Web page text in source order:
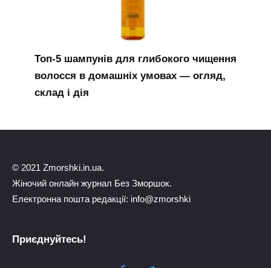
Топ-5 шампунів для глибокого чищення
волосся в домашніх умовах — огляд,
склад і дія
© 2021 Zmorshki.in.ua.
Жіночий онлайн журнал Без Зморшок.
Електронна пошта редакції: info@zmorshki
Приєднуйтесь!